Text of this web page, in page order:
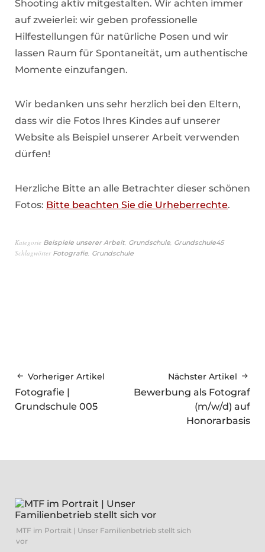
Shooting aktiv mitgestalten. Wir achten immer
auf zweierlei: wir geben professionelle
Hilfestellungen für natürliche Posen und wir
lassen Raum für Spontaneität, um authentische
Momente einzufangen.
Wir bedanken uns sehr herzlich bei den Eltern,
dass wir die Fotos Ihres Kindes auf unserer
Website als Beispiel unserer Arbeit verwenden
dürfen!
Herzliche Bitte an alle Betrachter dieser schönen
Fotos: Bitte beachten Sie die Urheberrechte.
Kategorie Beispiele unserer Arbeit Grundschule Grundschule45
Schlagwörter Fotografie Grundschule
Vorheriger Artikel
Fotografie |
Grundschule 005
Nächster Artikel
Bewerbung als Fotograf
(m/w/d) auf
Honorarbasis
MTF im Portrait | Unser Familienbetrieb stellt sich
vor